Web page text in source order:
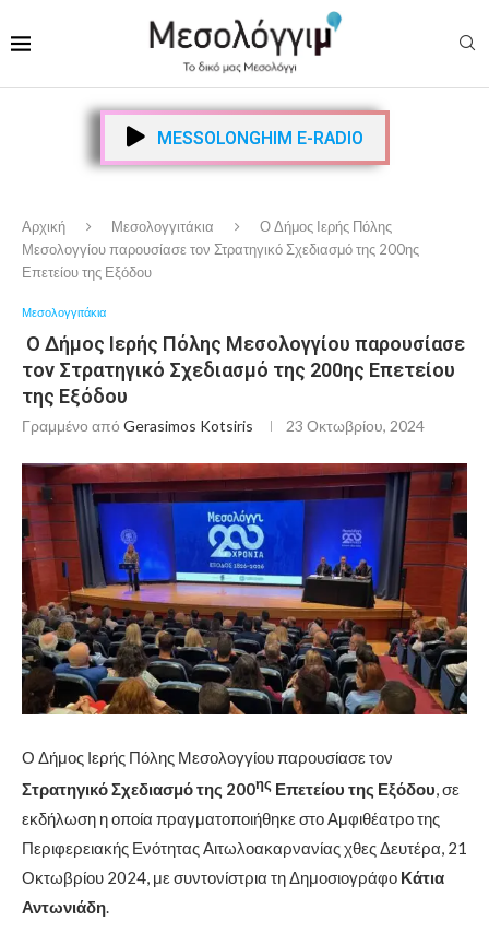
MESSOLONGHIM E-RADIO
Αρχική Μεσολογγιτάκια
Ο Δήμος Ιερής Πόλης
Μεσολογγίου παρουσίασε τον Στρατηγικό Σχεδιασμό της 200ης
Επετείου της Εξόδου
Μεσολογγιτάκια
Ο Δήμος Ιερής Πόλης Μεσολογγίου παρουσίασε
τον Στρατηγικό Σχεδιασμό της 200ης Επετείου
της Εξόδου
Γραμμένο από Gerasimos Kotsiris 23 Οκτωβρίου, 2024
Ο Δήμος Ιερής Πόλης Μεσολογγίου παρουσίασε τον
Στρατηγικό Σχεδιασμό της 200ης Επετείου της Εξόδου, σε
εκδήλωση η οποία πραγματοποιήθηκε στο Αμφιθέατρο της
Περιφερειακής Ενότητας Αιτωλοακαρνανίας χθες Δευτέρα, 21
Οκτωβρίου 2024, με συντονίστρια τη Δημοσιογράφο Κάτια
Αντωνιάδη.